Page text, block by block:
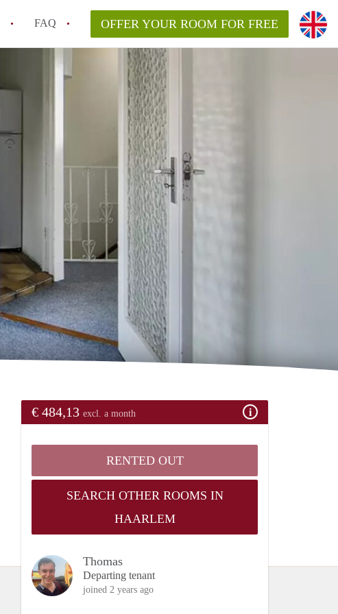
FAQ OFFER YOUR ROOM FOR FREE
€ 484,13 excl. a month
RENTED OUT
SEARCH OTHER ROOMS IN
HAARLEM
Thomas
Departing tenant
joined 2 years ago